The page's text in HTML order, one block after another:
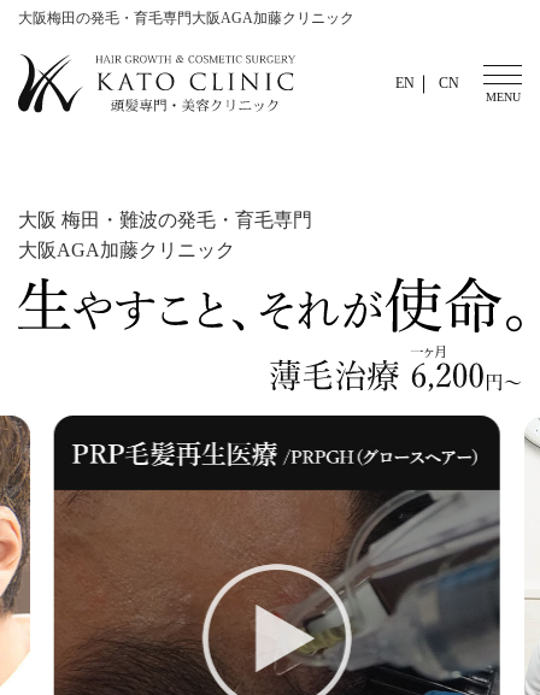
大阪梅田の発毛・育毛専門大阪AGA加藤クリニック
EN CN
大阪 梅田・難波の発毛・育毛専門
大阪AGA加藤クリニック